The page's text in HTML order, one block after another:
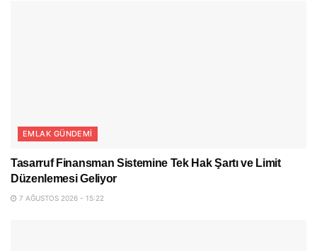
EMLAK GÜNDEMI
Tasarruf Finansman Sistemine Tek Hak Şartı ve Limit
Düzenlemesi Geliyor
7 AĞUSTOS 2026 - 15:22